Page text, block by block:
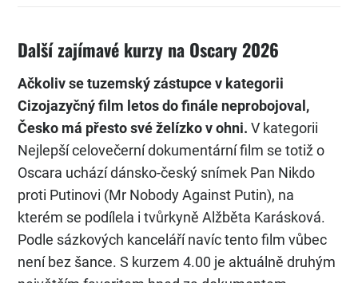
Další zajímavé kurzy na Oscary 2026
Ačkoliv se tuzemský zástupce v kategorii
Cizojazyčný film letos do finále neprobojoval,
Česko má přesto své želízko v ohni. V kategorii
Nejlepší celovečerní dokumentární film se totiž o
Oscara uchází dánsko-český snímek Pan Nikdo
proti Putinovi (Mr Nobody Against Putin), na
kterém se podílela i tvůrkyně Alžběta Karásková.
Podle sázkových kanceláří navíc tento film vůbec
není bez šance. S kurzem 4.00 je aktuálně druhým